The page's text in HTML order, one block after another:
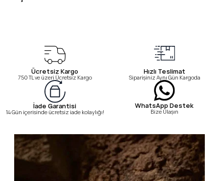
Ücretsiz Kargo
750 TL ve üzeri Ücretsiz Kargo
Hızlı Teslimat
Siparişiniz Aynı Gün Kargoda
İade Garantisi
14 Gün içerisinde ücretsiz iade kolaylığı!
WhatsApp Destek
Bize Ulaşın